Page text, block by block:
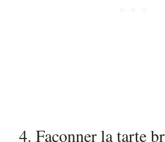
4. Façonner la tarte